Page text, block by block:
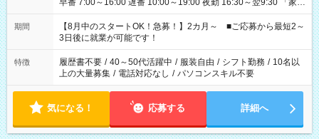
早番 7:00～16:00 遅番 10:00～19:00 夜勤 16:30～翌9:30 「家族
と休みを合わせたい」 「余裕を持って夕飯の準備がしたい」
「できれば残業はしたくない」 など、ご希望を教えてください
ね。 ※Wワーク希望の方へ 今ご覧のお仕事で希望する勤務時間
と、もう1つのお仕事の勤務時間。 合計で週40時間を超える場
合は応募できません。
期間
【8月中のスタートOK！急募！】2カ月～ ■ご応募から最短2～
3日後に就業が可能です！
特徴 履歴書不要 / 40～50代活躍中 / 服装自由 / シフト勤務 / 10名以
上の大量募集 / 電話対応なし / パソコンスキル不要
気になる！ 応募する 詳細へ